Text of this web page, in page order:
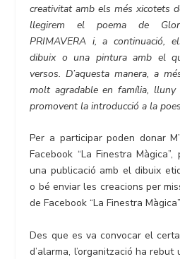
creativitat amb els més xicotets
llegirem el poema de
PRIMAVERA i, a continuació,
dibuix o una pintura amb el
versos. D’aquesta manera, a
molt agradable en família, lluny
promovent la introducció a la
Per a participar poden donar
Facebook “La Finestra
una publicació amb el dibuix
o bé enviar les creacions per
de Facebook “La Finestra
Des que es va convocar el
d’alarma, l’organització ha